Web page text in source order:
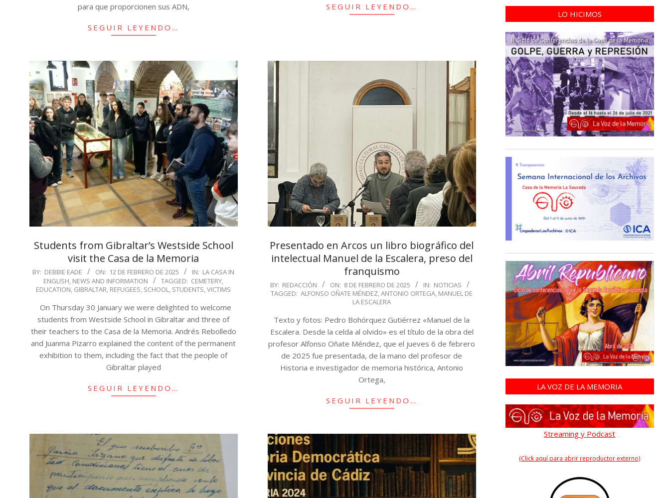
para que proporcionen sus ADN,
SEGUIR LEYENDO…
SEGUIR LEYENDO…
Students from Gibraltar’s Westside School
visit the Casa de la Memoria
2025-
12
BY: DEBBIE EADE ON: 12 DE FEBRERO DE 2025 IN: LA CASA IN
ENGLISH, NEWS AND INFORMATION TAGGED: CEMETERY,
EDUCATION, GIBRALTAR, REFUGEES, SCHOOL, STUDENTS,VICTIMS
On Thursday 30 January we were delighted to welcome
students from Westside School in Gibraltar and three of
their teachers to the Casa de la Memoria. Andrés Rebolledo
and Juanma Pizarro explained the content of the permanent
exhibition to them, including the fact that the people of
Gibraltar played
SEGUIR LEYENDO…
Presentado en Arcos un libro biográfico del
intelectual Manuel de la Escalera, preso del
franquismo
2025-
02-
BY: REDACCIÓN ON: 8 DE FEBRERO DE 2025 IN: NOTICIAS
TAGGED: ALFONSO OÑATE MÉNDEZ,ANTONIO ORTEGA, MANUEL DE
LA ESCALERA
Texto y fotos: Pedro Bohórquez Gutiérrez «Manuel de la
Escalera. Desde la celda al olvido» es el título de la obra del
profesor Alfonso Oñate Méndez, que el jueves 6 de febrero
de 2025 fue presentada, de la mano del profesor de
Historia e investigador de memoria histórica, Antonio
Ortega,
SEGUIR LEYENDO…
LO HICIMOS
LA VOZ DE LA MEMORIA
Streaming y Podcast
(Click aquí para abrir reproductor externo)